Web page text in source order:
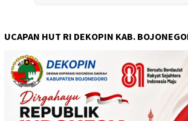
UCAPAN HUT RI DEKOPIN KAB.